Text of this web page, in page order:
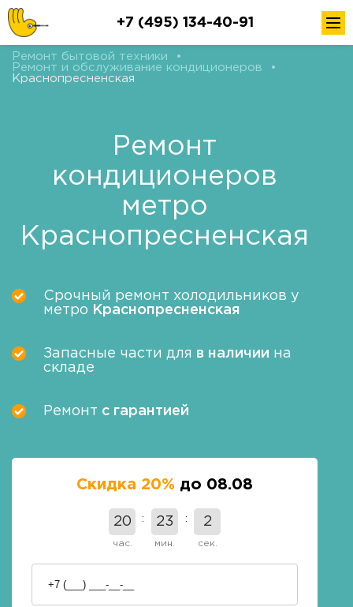
+7 (495) 134-40-91
Ремонт бытовой техники
•
Ремонт и обслуживание кондиционеров
•
Краснопресненская
Ремонт
кондиционеров
метро
Краснопресненская
Срочный ремонт холодильников у
метро
Краснопресненская
Запасные части для в наличии на
складе
Ремонт с гарантией
Скидка 20% до 08.08
20
час.
23
мин.
1
сек.